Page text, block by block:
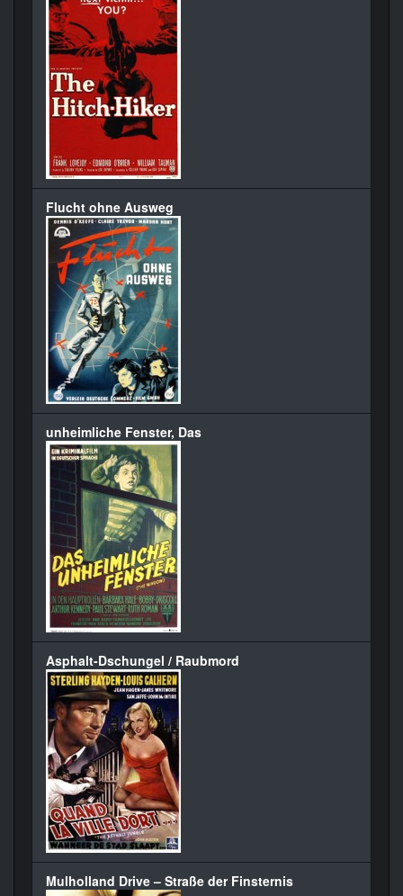
Flucht ohne Ausweg
unheimliche Fenster, Das
Asphalt-Dschungel / Raubmord
Mulholland Drive – Straße der Finsternis